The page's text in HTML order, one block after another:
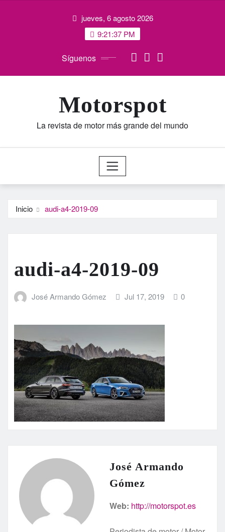
jueves, 6 agosto 2026
9:21:38 PM
Síguenos
Motorspot
La revista de motor más grande del mundo
Inicio audi-a4-2019-09
audi-a4-2019-09
José Armando Gómez Jul 17, 2019 0
José Armando
Gómez
Web: http://motorspot.es